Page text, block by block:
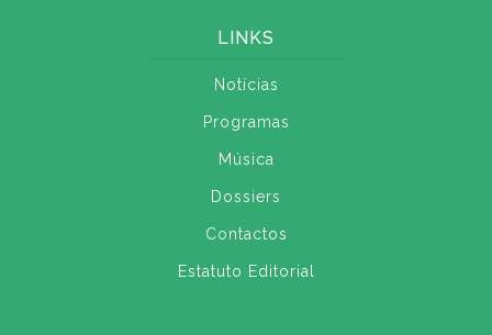
LINKS
Notícias
Programas
Música
Dossiers
Contactos
Estatuto Editorial